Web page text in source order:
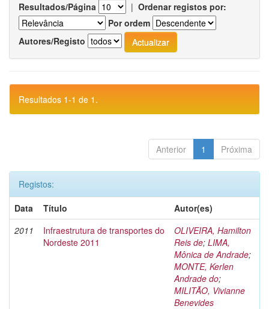
Resultados/Página | Ordenar registos por:
Por ordem
Autores/Registo
Resultados 1-1 de 1.
Anterior 1 Próxima
Registos:
Data
Título
Autor(es)
2011
Infraestrutura de transportes do
Nordeste 2011
OLIVEIRA, Hamilton
Reis de; LIMA,
Mônica de Andrade;
MONTE, Kerlen
Andrade do;
MILITÃO, Vivianne
Benevides